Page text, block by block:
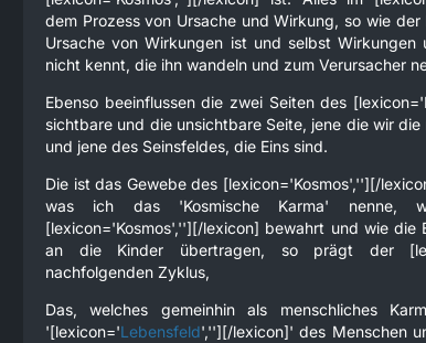
dem Prozess von Ursache und Wirkung, so wie
Ursache von Wirkungen ist und selbst
nicht kennt, die ihn wandeln und zum Verursacher
Ebenso beeinflussen die zwei Seiten des
sichtbare und die unsichtbare Seite, jene die wir
und jene des Seinsfeldes, die Eins sind.
Die ist das Gewebe des [lexicon='Kosmos',''][/
was ich das 'Kosmische Karma' nenne,
[lexicon='Kosmos',''][/lexicon] bewahrt und wie die
an die Kinder übertragen, so prägt der
nachfolgenden Zyklus,
Das, welches gemeinhin als menschliches
'[lexicon='Lebensfeld',''][/lexicon]' des Menschen